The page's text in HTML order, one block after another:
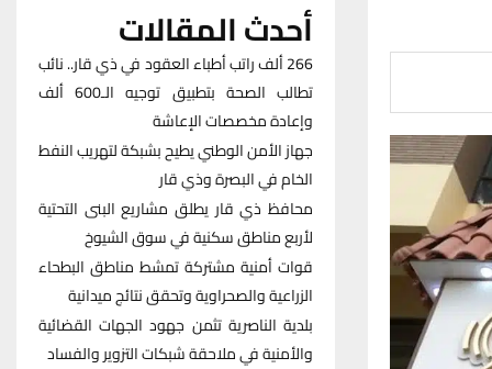
أحدث المقالات
266 ألف راتب أطباء العقود في ذي قار.. نائب
تطالب الصحة بتطبيق توجيه الـ600 ألف
وإعادة مخصصات الإعاشة
جهاز الأمن الوطني يطيح بشبكة لتهريب النفط
الخام في البصرة وذي قار
محافظ ذي قار يطلق مشاريع البنى التحتية
لأربع مناطق سكنية في سوق الشيوخ
قوات أمنية مشتركة تمشط مناطق البطحاء
الزراعية والصحراوية وتحقق نتائج ميدانية
بلدية الناصرية تثمن جهود الجهات القضائية
والأمنية في ملاحقة شبكات التزوير والفساد